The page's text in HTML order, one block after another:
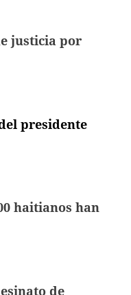
justicia por
presidente
haitianos han
de